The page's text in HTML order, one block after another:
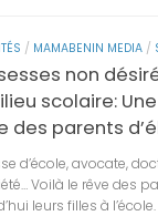
/ MAMABENIN MEDIA /
non
scolaire:
des parents
d’école, avocate,
Voilà le rêve des
leurs filles à